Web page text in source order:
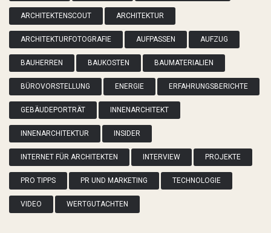
ARCHITEKTENSCOUT ARCHITEKTUR
ARCHITEKTURFOTOGRAFIE AUFPASSEN AUFZUG
BAUHERREN BAUKOSTEN BAUMATERIALIEN
BÜROVORSTELLUNG ENERGIE ERFAHRUNGSBERICHTE
GEBÄUDEPORTRÄT INNENARCHITEKT
INNENARCHITEKTUR INSIDER
INTERNET FÜR ARCHITEKTEN INTERVIEW PROJEKTE
PRO TIPPS PR UND MARKETING TECHNOLOGIE
VIDEO WERTGUTACHTEN